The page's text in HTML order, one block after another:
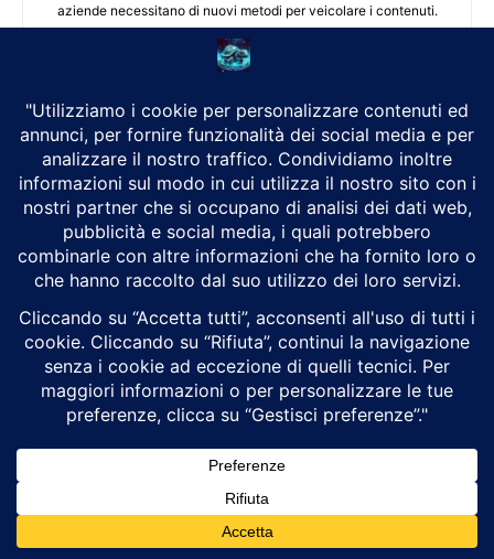
aziende necessitano di nuovi metodi per veicolare i contenuti.
progetto di Web Reputation della madre, Brunilde Trizio. Ora
Altri articoli
Attualità
Putin mette alla prova la NATO tra
cyberattacchi, droni
7 Agosto 2026
Ceuta, la breccia giuridica che ha aperto la
precedenti
AI generativa e AI agentica: qual è la